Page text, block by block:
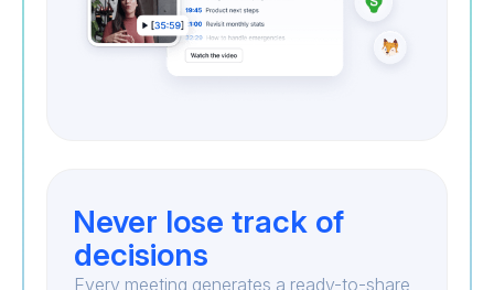
Never lose track of
decisions
Every meeting generates a ready-to-share